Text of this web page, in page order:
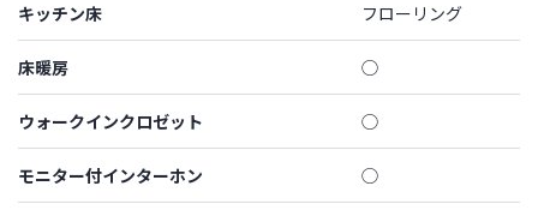
キッチン床 フローリング
床暖房 ◯
ウォークインクロゼット ◯
モニター付インターホン ◯